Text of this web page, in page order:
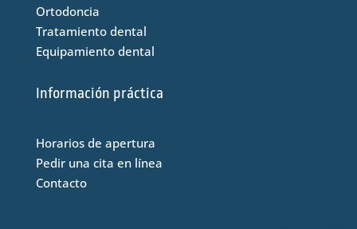
Ortodoncia
Tratamiento dental
Equipamiento dental
Información práctica
Horarios de apertura
Pedir una cita en línea
Contacto